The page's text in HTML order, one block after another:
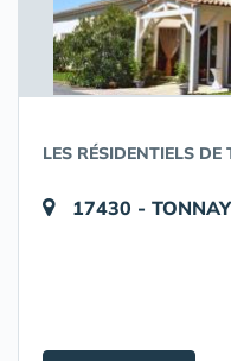
LES RÉSIDENTIELS
17430 -